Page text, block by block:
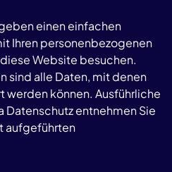
einen einfachen
Ihren personenbezogenen
Website besuchen.
sind alle Daten, mit denen
werden können. Ausführliche
Datenschutz entnehmen Sie
aufgeführten